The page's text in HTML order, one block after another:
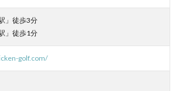
」徒歩3分
」徒歩1分
golf.com/